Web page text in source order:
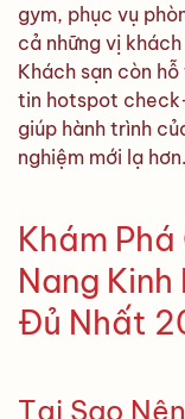
gym, phục vụ
cả những vị
Khách sạn còn
tin hotspot
giúp hành trình
nghiệm mới lạ hơn.
Khám
Nang
Đủ Nhất
Tại Sao